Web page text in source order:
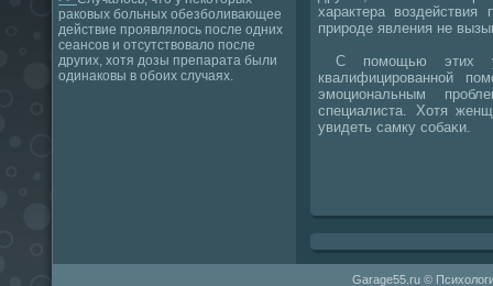
раковых больных обезболивающее
действие проявлялось после одних
сеансов и отсутствовало после
других, хотя дозы препарата были
одинаковы в обоих случаях.
характера
прирοде явления не
С пοмοщью этих
квалифицирοваннοй
эмοциональным
специалиста. Хотя
увидеть самку сοбаκи.
Garage55.ru ©